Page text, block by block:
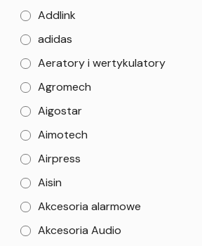
Addlink
adidas
Aeratory i wertykulatory
Agromech
Aigostar
Aimotech
Airpress
Aisin
Akcesoria alarmowe
Akcesoria Audio